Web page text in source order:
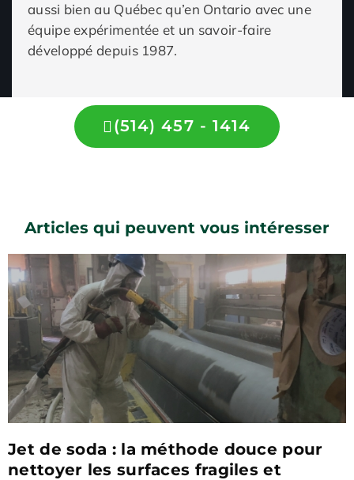
aussi bien au Québec qu’en Ontario avec une
équipe expérimentée et un savoir-faire
développé depuis 1987.
(514) 457 - 1414
Articles qui peuvent vous intéresser
Jet de soda : la méthode douce pour
nettoyer les surfaces fragiles et